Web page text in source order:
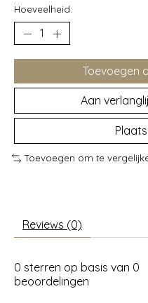
Hoeveelheid:
Toevoegen
Aan
Toevoegen om te
Reviews (0)
0 sterren op basis van 0
beoordelingen